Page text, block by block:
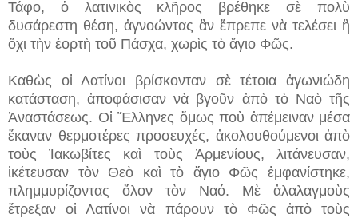
Τάφο, ὁ λατινικὸς κλῆρος βρέθηκε σὲ πολὺ
δυσάρεστη θέση, ἀγνοώντας ἂν ἔπρεπε νὰ τελέσει ἢ
ὄχι τὴν ἑορτὴ τοῦ Πάσχα, χωρὶς τὸ ἅγιο Φῶς.
Καθὼς οἱ Λατίνοι βρίσκονταν σὲ τέτοια ἀγωνιώδη
κατάσταση, ἀποφάσισαν νὰ βγοῦν ἀπὸ τὸ Ναὸ τῆς
Ἀναστάσεως. Οἱ Ἕλληνες ὅμως ποὺ ἀπέμειναν μέσα
ἔκαναν θερμοτέρες προσευχές, ἀκολουθούμενοι ἀπὸ
τοὺς Ἰακωβίτες καὶ τοὺς Ἀρμενίους, λιτάνευσαν,
ἱκέτευσαν τὸν Θεὸ καὶ τὸ ἅγιο Φῶς ἐμφανίστηκε,
πλημμυρίζοντας ὅλον τὸν Ναό. Μὲ ἀλαλαγμοὺς
ἔτρεξαν οἱ Λατίνοι νὰ πάρουν τὸ Φῶς ἀπὸ τοὺς